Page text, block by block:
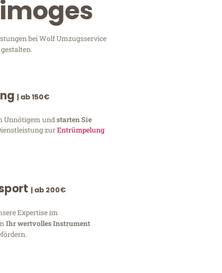
bei Wolf Umzugsservice
| ab 150€
Unnötigem undstarten Sie
zurEntrümpelung
| ab 200€
Expertise im
Ihr wertvolles Instrument